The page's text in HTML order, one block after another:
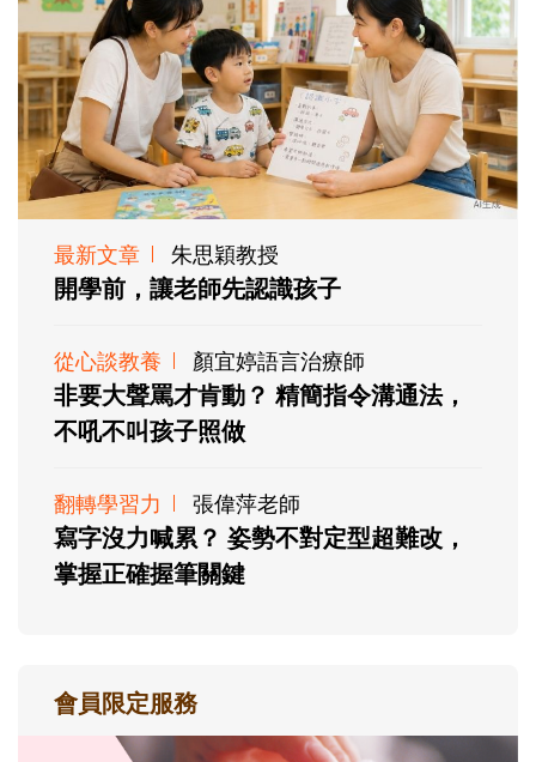
最新文章 朱思穎教授
開學前，讓老師先認識孩子
從心談教養 顏宜婷語言治療師
非要大聲罵才肯動？ 精簡指令溝通法，
不吼不叫孩子照做
翻轉學習力 張偉萍老師
寫字沒力喊累？ 姿勢不對定型超難改，
掌握正確握筆關鍵
會員限定服務